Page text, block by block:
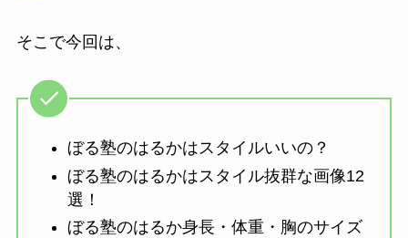
そこで今回は、
ぼる塾のはるかはスタイルいいの？
ぼる塾のはるかはスタイル抜群な画像12
選！
ぼる塾のはるか身長・体重・胸のサイズ